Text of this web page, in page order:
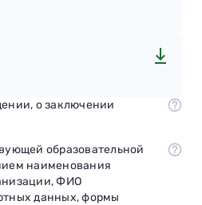
о заключении
образовательной
наименования
ФИО
данных, формы